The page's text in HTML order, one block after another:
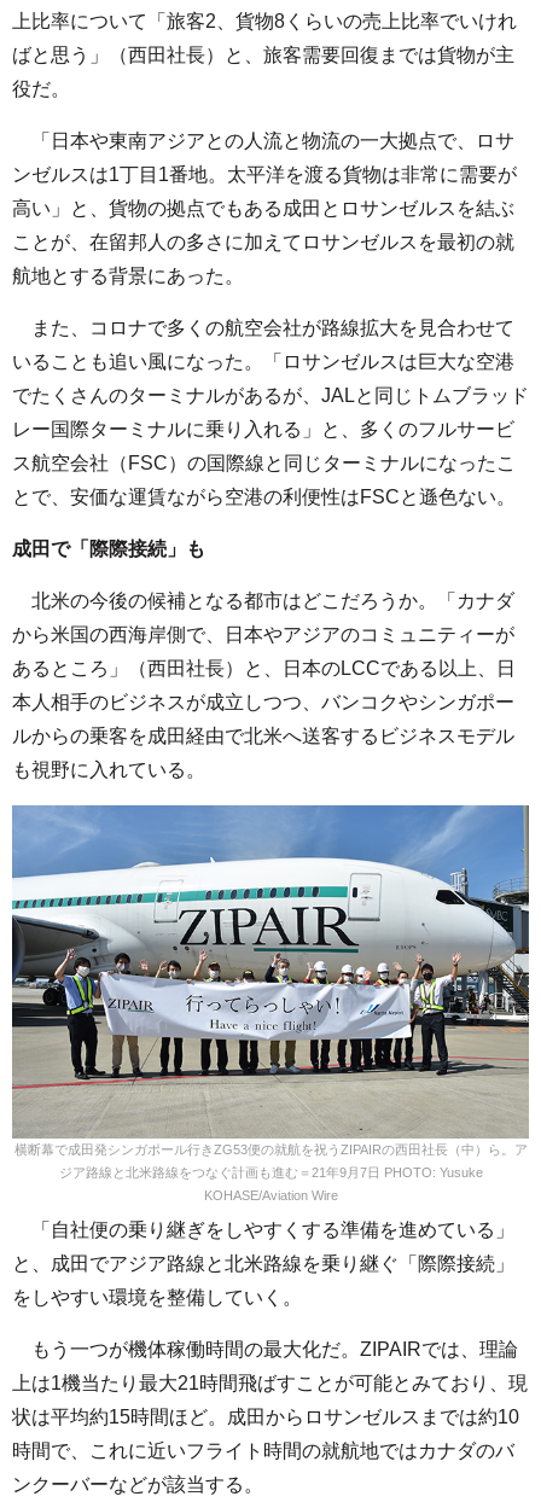
上比率について「旅客2、貨物8くらいの売上比率でいけれ
ばと思う」（西田社長）と、旅客需要回復までは貨物が主
役だ。
「日本や東南アジアとの人流と物流の一大拠点で、ロサ
ンゼルスは1丁目1番地。太平洋を渡る貨物は非常に需要が
高い」と、貨物の拠点でもある成田とロサンゼルスを結ぶ
ことが、在留邦人の多さに加えてロサンゼルスを最初の就
航地とする背景にあった。
また、コロナで多くの航空会社が路線拡大を見合わせて
いることも追い風になった。「ロサンゼルスは巨大な空港
でたくさんのターミナルがあるが、JALと同じトムブラッド
レー国際ターミナルに乗り入れる」と、多くのフルサービ
ス航空会社（FSC）の国際線と同じターミナルになったこ
とで、安価な運賃ながら空港の利便性はFSCと遜色ない。
成田で「際際接続」も
北米の今後の候補となる都市はどこだろうか。「カナダ
から米国の西海岸側で、日本やアジアのコミュニティーが
あるところ」（西田社長）と、日本のLCCである以上、日
本人相手のビジネスが成立しつつ、バンコクやシンガポー
ルからの乗客を成田経由で北米へ送客するビジネスモデル
も視野に入れている。
横断幕で成田発シンガポール行きZG53便の就航を祝うZIPAIRの西田社長（中）ら。ア
ジア路線と北米路線をつなぐ計画も進む＝21年9月7日 PHOTO: Yusuke
KOHASE/Aviation Wire
「自社便の乗り継ぎをしやすくする準備を進めている」
と、成田でアジア路線と北米路線を乗り継ぐ「際際接続」
をしやすい環境を整備していく。
もう一つが機体稼働時間の最大化だ。ZIPAIRでは、理論
上は1機当たり最大21時間飛ばすことが可能とみており、現
状は平均約15時間ほど。成田からロサンゼルスまでは約10
時間で、これに近いフライト時間の就航地ではカナダのバ
ンクーバーなどが該当する。